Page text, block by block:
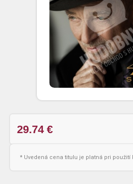
29.74€
* Uvedená cena titulu je platná pri použití